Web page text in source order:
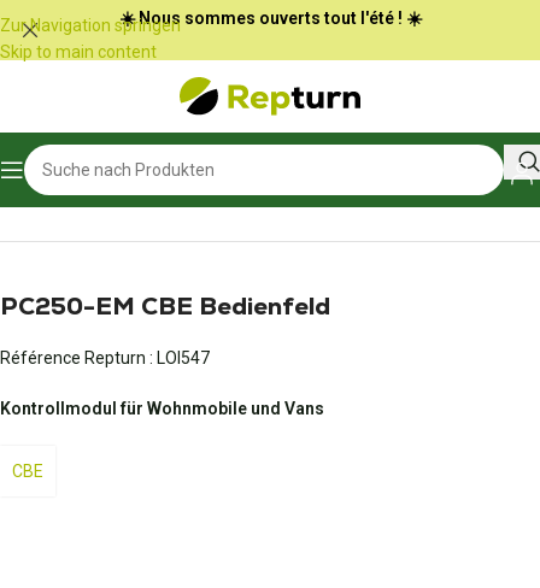
Cookie-Einstellungen
Zur Navigation springen
Skip to main content
☀️ Nous sommes ouverts tout l'été ! ☀️
Start/Wohnmobile und Vans
PC250-EM CBE Bedienfeld
Référence Repturn : LOI547
Kontrollmodul für Wohnmobile und Vans
CBE